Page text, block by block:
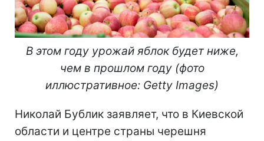
В этом году урожай яблок будет ниже,
чем в прошлом году (фото
иллюстративное: Getty Images)
Николай Бублик заявляет, что в Киевской
области и центре страны черешня